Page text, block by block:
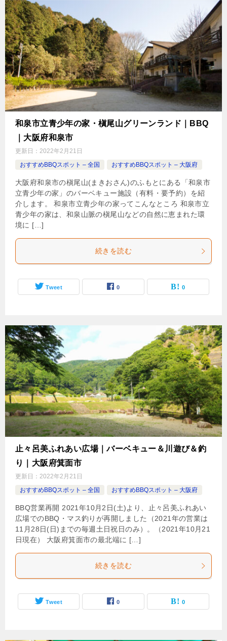
和泉市立青少年の家・槇尾山グリーンランド｜BBQ
｜大阪府和泉市
更新日： 2022年2月21日
おすすめBBQスポット – 全国
おすすめBBQスポット – 大阪府
大阪府和泉市の槇尾山(まきおさん)のふもとにある「和泉市
立青少年の家」のバーベキュー施設（有料・要予約）を紹
介します。 和泉市立青少年の家ってこんなところ 和泉市立
青少年の家は、和泉山脈の槇尾山などの自然に恵まれた環
境に […]
続きを読む
Tweet 0 0
止々呂美ふれあい広場｜バーベキュー＆川遊び＆釣
り｜大阪府箕面市
更新日： 2022年2月21日
おすすめBBQスポット – 全国
おすすめBBQスポット – 大阪府
BBQ営業再開 2021年10月2日(土)より、止々呂美ふれあい
広場でのBBQ・マス釣りが再開しました（2021年の営業は
11月28日(日)までの毎週土日祝日のみ）。（2021年10月21
日現在） 大阪府箕面市の最北端に […]
続きを読む
Tweet 0 0